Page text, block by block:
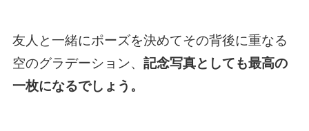
友人と一緒にポーズを決めてその背後に重なる
空のグラデーション、 記念写真としても最高の
一枚になるでしょう。